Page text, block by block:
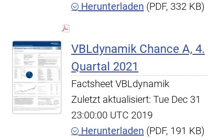
Herunterladen (PDF, 332 KB)
VBLdynamik Chance A, 4.
Quartal 2021
Factsheet VBLdynamik
Zuletzt aktualisiert: Tue Dec 31
23:00:00 UTC 2019
Herunterladen (PDF, 191 KB)